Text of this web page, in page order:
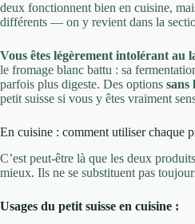
deux fonctionnent bien en cuisine,
différents — on y revient dans la
Vous êtes légèrement intolérant au
le fromage blanc battu : sa
parfois plus digeste. Des options sans
petit suisse si vous y êtes vraiment
En cuisine : comment utiliser chaque
C’est peut-être là que les deux
mieux. Ils ne se substituent pas
Usages du petit suisse en cuisine :